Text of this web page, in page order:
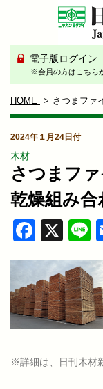
電子版ログイン
※会員の方はこちら
HOME さつまファ
2024年１月24日付
木材
さつまフ
乾燥組み
X
※詳細は、日刊木材